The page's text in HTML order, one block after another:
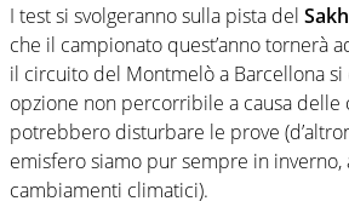
I test si svolgeranno sulla pista del
che il campionato quest’anno tornerà
il circuito del Montmelò a Barcellona si
opzione non percorribile a causa
potrebbero disturbare le prove
emisfero siamo pur sempre in inverno,
cambiamenti climatici).